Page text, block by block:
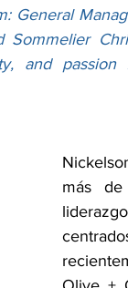
General
Sommelier
and
más